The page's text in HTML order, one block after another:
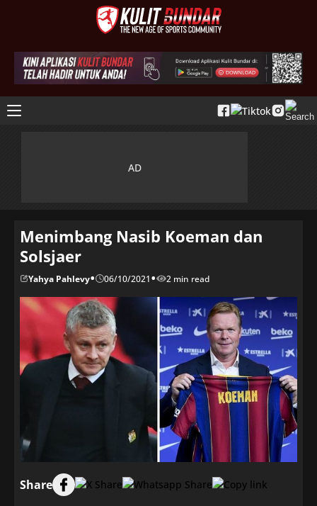
Menimbang Nasib Koeman dan
Solsjaer
Yahya Pahlevy• 06/10/2021• 2 min read
Share